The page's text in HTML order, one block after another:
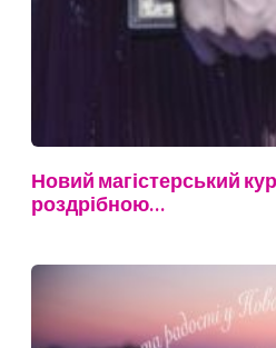
Новий магістерський
роздрібною…